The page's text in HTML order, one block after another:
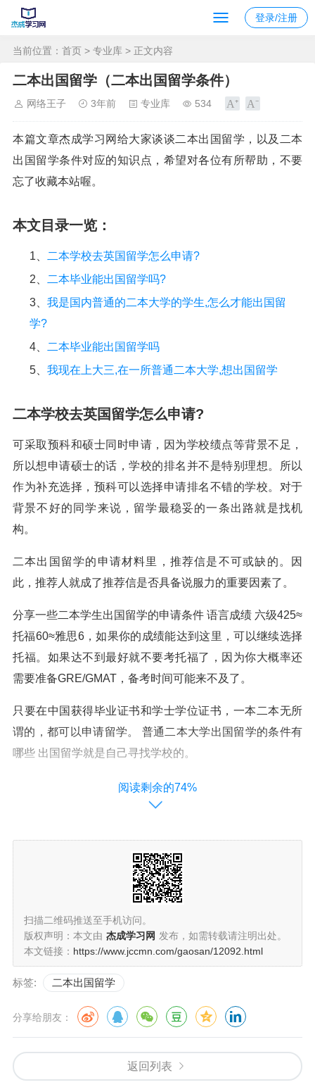
登录/注册
当前位置： 首页 > 专业库 > 正文内容
二本出国留学（二本出国留学条件）
网络王子 3年前 专业库 534
本篇文章杰成学习网给大家谈谈二本出国留学，以及二本
出国留学条件对应的知识点，希望对各位有所帮助，不要
忘了收藏本站喔。
本文目录一览：
1、
二本学校去英国留学怎么申请?
2、
二本毕业能出国留学吗?
3、 我是国内普通的二本大学的学生,怎么才能出国留
学?
4、
二本毕业能出国留学吗
5、 我现在上大三,在一所普通二本大学,想出国留学
二本学校去英国留学怎么申请?
可采取预科和硕士同时申请，因为学校绩点等背景不足，
所以想申请硕士的话，学校的排名并不是特别理想。所以
作为补充选择，预科可以选择申请排名不错的学校。对于
背景不好的同学来说，留学最稳妥的一条出路就是找机
构。
二本出国留学的申请材料里，推荐信是不可或缺的。因
此，推荐人就成了推荐信是否具备说服力的重要因素了。
分享一些二本学生出国留学的申请条件 语言成绩 六级425≈
托福60≈雅思6，如果你的成绩能达到这里，可以继续选择
托福。如果达不到最好就不要考托福了，因为你大概率还
需要准备GRE/GMAT，备考时间可能来不及了。
只要在中国获得毕业证书和学士学位证书，一本二本无所
谓的，都可以申请留学。 普通二本大学出国留学的条件有
哪些 出国留学就是自己寻找学校的。
英国留学是一个先到先得，早规划、早申请、早录取的过
程，同学们决定去了英国一定更要赶早不赶晚。如果考虑
s：//？ozs=uk-tf查询。
二本毕业能出国留学吗?
二本毕业可以出国留学。出国留学条件有：政治条件：热
爱祖国，热爱中国共产党，热爱社会主义，思想品德优
良，在实际工作和学习中表现突出，积极为社会主义现代
化建设服务。
只要在中国获得毕业证书和学士学位证书，一本二本无所
谓的，都可以申请留学。 普通二本大学出国留学的条件有
哪些 出国留学就是自己寻找学校的。
阅读剩余的74%
扫描二维码推送至手机访问。
版权声明：本文由 杰成学习网 发布，如需转载请注明出处。
本文链接： https://www.jccmn.com/gaosan/12092.html
标签: 二本出国留学
分享给朋友：
返回列表